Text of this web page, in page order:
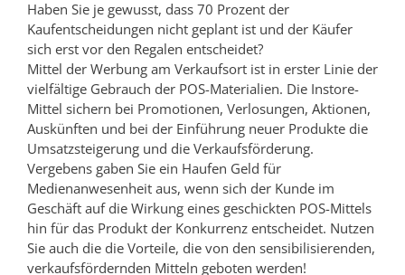
Haben Sie je gewusst, dass 70 Prozent der
Kaufentscheidungen nicht geplant ist und der Käufer
sich erst vor den Regalen entscheidet?
Mittel der Werbung am Verkaufsort ist in erster Linie der
vielfältige Gebrauch der POS-Materialien. Die Instore-
Mittel sichern bei Promotionen, Verlosungen, Aktionen,
Auskünften und bei der Einführung neuer Produkte die
Umsatzsteigerung und die Verkaufsförderung.
Vergebens gaben Sie ein Haufen Geld für
Medienanwesenheit aus, wenn sich der Kunde im
Geschäft auf die Wirkung eines geschickten POS-Mittels
hin für das Produkt der Konkurrenz entscheidet. Nutzen
Sie auch die die Vorteile, die von den sensibilisierenden,
verkaufsfördernden Mitteln geboten werden!